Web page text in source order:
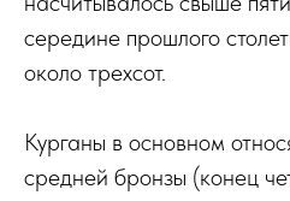
середине прошлого
около трехсот.
Курганы в основном
средней бронзы (конец